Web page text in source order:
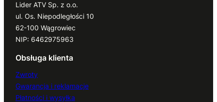
Lider ATV Sp. z o.o.
ul. Os. Niepodległości 10
62-100 Wągrowiec
NIP: 6462975963
Obsługa klienta
Zwroty
Gwarancja i reklamacje
Płatności i wysyłka